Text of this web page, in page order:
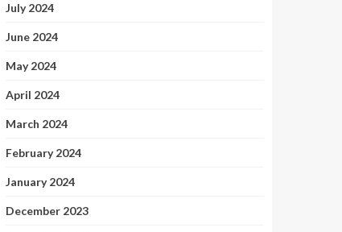
July 2024
June 2024
May 2024
April 2024
March 2024
February 2024
January 2024
December 2023